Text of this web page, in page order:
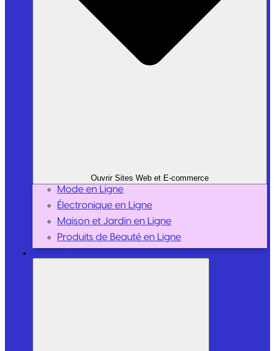
Ouvrir Sites Web et E-commerce
Mode en Ligne
Électronique en Ligne
Maison et Jardin en Ligne
Produits de Beauté en Ligne
Sport et Loisirs